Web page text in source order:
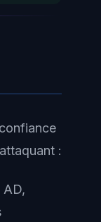
:
AD,